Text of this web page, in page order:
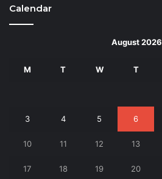
Calendar
August 2026
M T W T
3 4 5 6
10 11 12 13
17 18 19 20